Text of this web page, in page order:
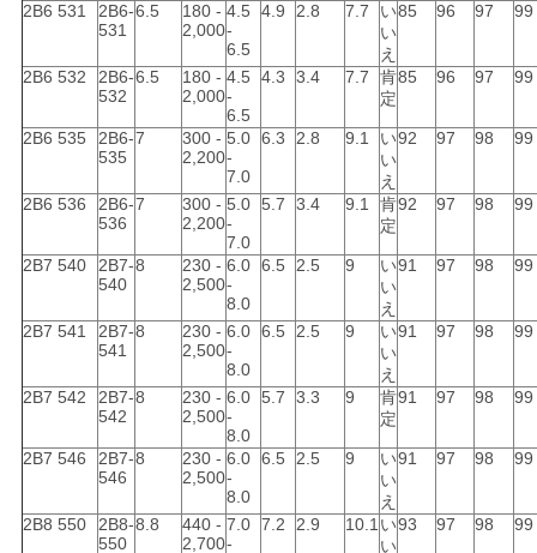
地
図
PRIVACY
POLICY
2B6 531
2B6-
531
6.5
180 -
2,000
4.5
-
6.5
4.9 2.8 7.7
い
い
え
85 96 97 99
2B6 532
2B6-
532
6.5
180 -
2,000
4.5
-
6.5
4.3 3.4 7.7
肯
定
85 96 97 99
2B6 535
2B6-
535
7
300 -
2,200
5.0
-
7.0
6.3 2.8 9.1
い
い
え
92 97 98 99
2B6 536
2B6-
536
7
300 -
2,200
5.0
-
7.0
5.7 3.4 9.1
肯
定
92 97 98 99
2B7 540
2B7-
540
8
230 -
2,500
6.0
-
8.0
6.5 2.5 9
い
い
え
91 97 98 99
2B7 541
2B7-
541
8
230 -
2,500
6.0
-
8.0
6.5 2.5 9
い
い
え
91 97 98 99
2B7 542
2B7-
542
8
230 -
2,500
6.0
-
8.0
5.7 3.3 9
肯
定
91 97 98 99
2B7 546
2B7-
546
8
230 -
2,500
6.0
-
8.0
6.5 2.5 9
い
い
え
91 97 98 99
2B8 550
2B8-
550
8.8
440 -
2,700
7.0
-
7.2 2.9 10.1い
い
93 97 98 99